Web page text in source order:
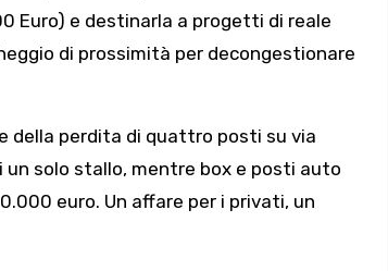
Euro) e destinarla a progetti di reale
di prossimità per decongestionare
della perdita di quattro posti su via
un solo stallo, mentre box e posti auto
euro. Un affare per i privati, un